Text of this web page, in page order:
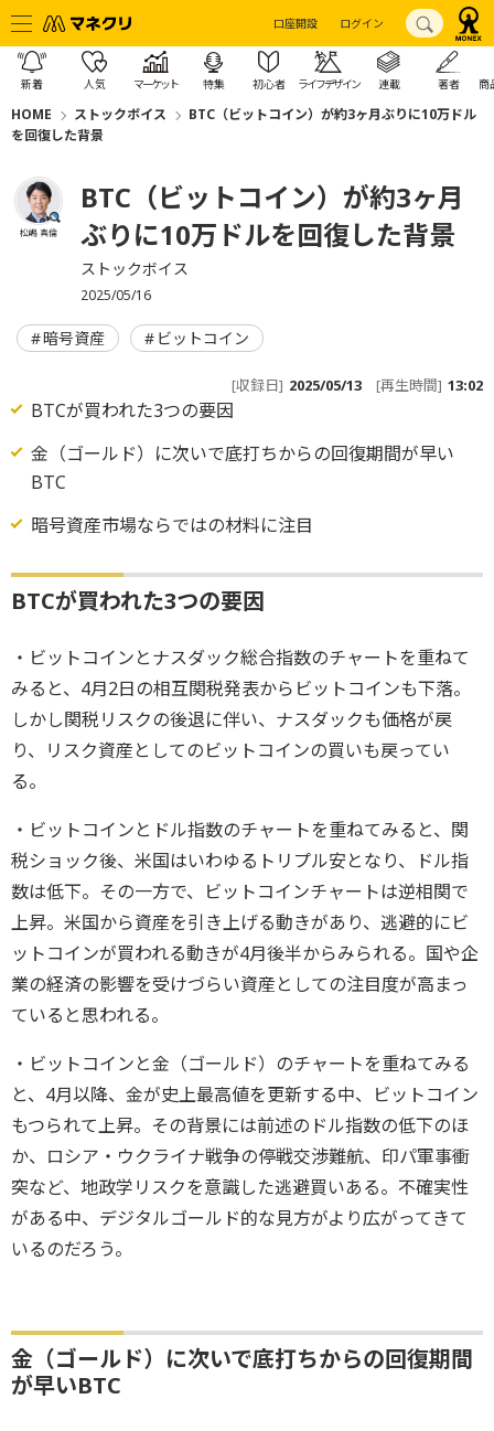
口座開設 ログイン
新着 人気 マーケット 特集 初心者 ライフデザイン 連載 著者 商
HOME ストックボイス
BTC（ビットコイン）が約3ヶ月ぶりに10万ドル
を回復した背景
松嶋 真倫
BTC（ビットコイン）が約3ヶ月
ぶりに10万ドルを回復した背景
ストックボイス
2025/05/16
暗号資産 ビットコイン
[収録日] 2025/05/13 [再生時間] 13:02
BTCが買われた3つの要因
金（ゴールド）に次いで底打ちからの回復期間が早い
BTC
暗号資産市場ならではの材料に注目
BTCが買われた3つの要因
・ビットコインとナスダック総合指数のチャートを重ねて
みると、4月2日の相互関税発表からビットコインも下落。
しかし関税リスクの後退に伴い、ナスダックも価格が戻
り、リスク資産としてのビットコインの買いも戻ってい
る。
・ビットコインとドル指数のチャートを重ねてみると、関
税ショック後、米国はいわゆるトリプル安となり、ドル指
数は低下。その一方で、ビットコインチャートは逆相関で
上昇。米国から資産を引き上げる動きがあり、逃避的にビ
ットコインが買われる動きが4月後半からみられる。国や企
業の経済の影響を受けづらい資産としての注目度が高まっ
ていると思われる。
・ビットコインと金（ゴールド）のチャートを重ねてみる
と、4月以降、金が史上最高値を更新する中、ビットコイン
もつられて上昇。その背景には前述のドル指数の低下のほ
か、ロシア・ウクライナ戦争の停戦交渉難航、印パ軍事衝
突など、地政学リスクを意識した逃避買いある。不確実性
がある中、デジタルゴールド的な見方がより広がってきて
いるのだろう。
金（ゴールド）に次いで底打ちからの回復期間
が早いBTC